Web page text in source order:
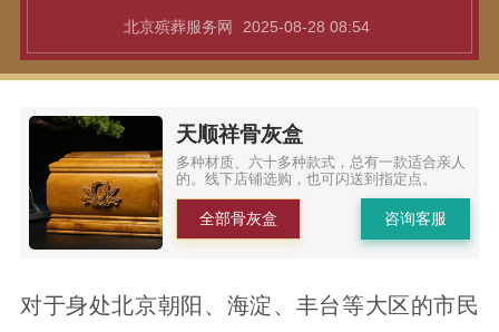
北京殡葬服务网 2025-08-28 08:54
天顺祥骨灰盒
多种材质、六十多种款式，总有一款适合亲人
的。线下店铺选购，也可闪送到指定点。
全部骨灰盒 咨询客服
对于身处北京朝阳、海淀、丰台等大区的市民